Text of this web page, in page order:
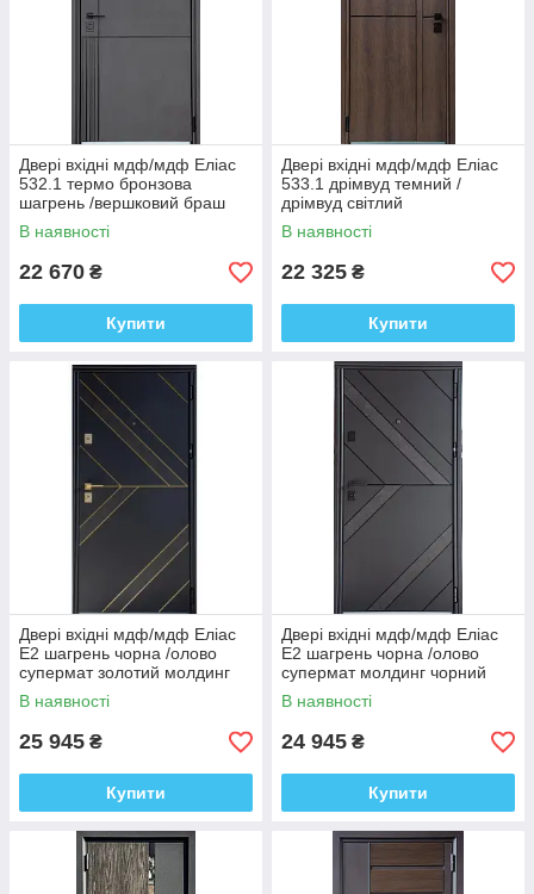
Двері вхідні мдф/мдф Еліас
532.1 термо бронзова
шагрень /вершковий браш
В наявності
22 670 ₴
Купити
Двері вхідні мдф/мдф Еліас
533.1 дрімвуд темний /
дрімвуд світлий
В наявності
22 325 ₴
Купити
Двері вхідні мдф/мдф Еліас
Е2 шагрень чорна /олово
супермат золотий молдинг
В наявності
25 945 ₴
Купити
Двері вхідні мдф/мдф Еліас
Е2 шагрень чорна /олово
супермат молдинг чорний
В наявності
24 945 ₴
Купити